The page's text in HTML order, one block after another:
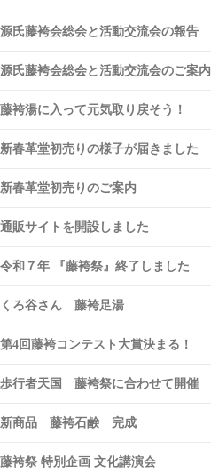
源氏藤袴会総会と活動交流会の報告
源氏藤袴会総会と活動交流会のご案内
藤袴湯に入って元気取り戻そう！
新春革堂初売りの様子が届きました
新春革堂初売りのご案内
通販サイトを開設しました
令和７年 『藤袴祭』終了しました
くろ谷さん 藤袴足湯
第4回藤袴コンテスト大賞決まる！
歩行者天国 藤袴祭に合わせて開催
新商品 藤袴石鹸 完成
藤袴祭 特別企画 文化講演会